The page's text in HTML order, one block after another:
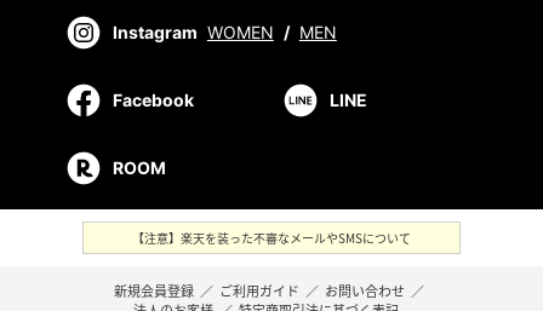
Instagram WOMEN / MEN
Facebook LINE
ROOM
【注意】楽天を装った不審なメールやSMSについて
新規会員登録 ／ ご利用ガイド ／ お問い合わせ ／